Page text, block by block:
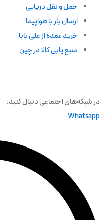
حمل و نقل دریایی
ارسال بار با هواپیما
خرید عمده از علی بابا
منبع یابی کالا در چین
در شبکه‌های اجتماعی دنبال کنید:
Whatsapp